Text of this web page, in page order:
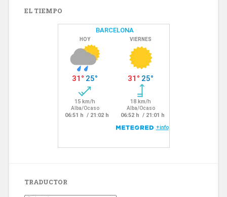
EL TIEMPO
TRADUCTOR